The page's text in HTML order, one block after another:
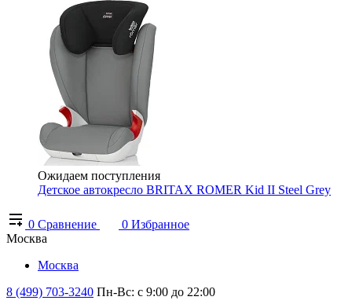
Ожидаем поступления
Детское автокресло BRITAX ROMER Kid II Steel Grey
0 Сравнение 0 Избранное
Москва
Москва
8 (499) 703-3240 Пн-Вс: с 9:00 до 22:00